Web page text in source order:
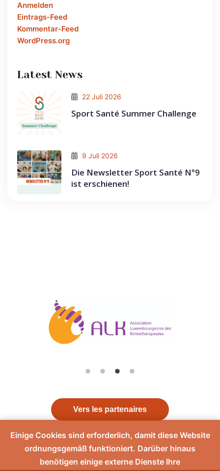
Anmelden
Eintrags-Feed
Kommentar-Feed
WordPress.org
Latest News
22 Juli 2026
Sport Santé Summer Challenge
9 Juli 2026
Die Newsletter Sport Santé N°9
ist erschienen!
Vers les partenaires
Einige Cookies sind erforderlich, damit diese Website
ordnungsgemäß funktioniert. Darüber hinaus
benötigen einige externe Dienste Ihre